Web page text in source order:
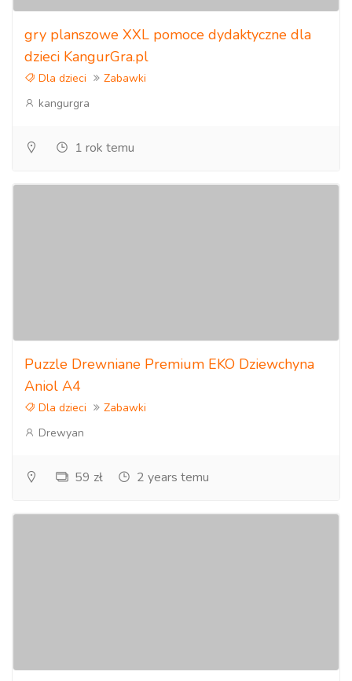
gry planszowe XXL pomoce dydaktyczne dla
dzieci KangurGra.pl
Dla dzieci
Zabawki
kangurgra
1 rok temu
Puzzle Drewniane Premium EKO Dziewchyna
Aniol A4
Dla dzieci
Zabawki
Drewyan
59 zł 2 years temu